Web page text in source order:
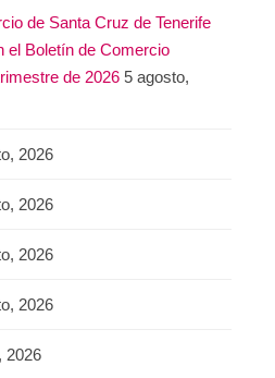
de Santa Cruz de Tenerife
el Boletín de Comercio
de 2026 5 agosto,
2026
2026
2026
2026
2026